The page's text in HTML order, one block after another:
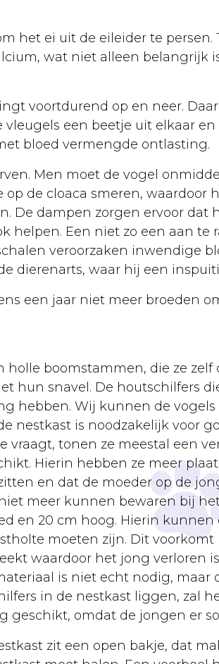
het ei uit de eileider te
wat niet alleen belangrijk
voortdurend op en neer.
een beetje uit elkaar
bloed vermengde ontlasting.
Men moet de vogel
de cloaca smeren, waardoor
De dampen zorgen ervoor dat
helpen. Een niet zo een aan
veroorzaken inwendige
dierenarts, waar hij een
een jaar niet meer broeden
boomstammen, die ze
hun snavel. De houtschilfers
hebben. Wij kunnen de
nestkast is noodzakelijk voor
tonen ze meestal een
Hierin hebben ze meer
en dat de moeder op de
meer kunnen bewaren bij
en 20 cm hoog. Hierin
moeten zijn. Dit
waardoor het jong verloren
is niet echt nodig,
in de nestkast liggen, zal
geschikt, omdat de jongen er
zit een open bakje, dat